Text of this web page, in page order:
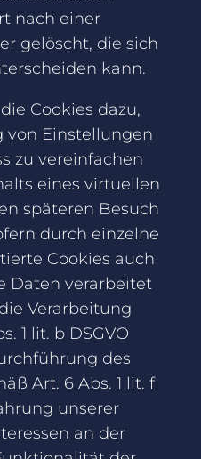
nach einer
gelöscht, die sich
kann.
Cookies dazu,
von Einstellungen
zu vereinfachen
eines virtuellen
späteren Besuch
durch einzelne
Cookies auch
Daten verarbeitet
Verarbeitung
1 lit. b DSGVO
des
Art. 6 Abs. 1 lit. f
unserer
an der